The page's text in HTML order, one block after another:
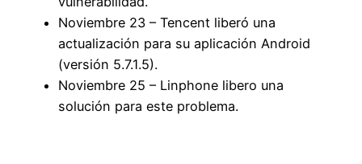
Noviembre 23 – Tencent liberó una
actualización para su aplicación Android
(versión 5.7.1.5).
Noviembre 25 – Linphone libero una
solución para este problema.